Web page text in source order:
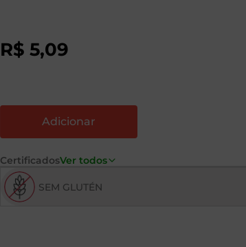
R$ 5,09
CertificadosVer todos
SEM GLUTÉN